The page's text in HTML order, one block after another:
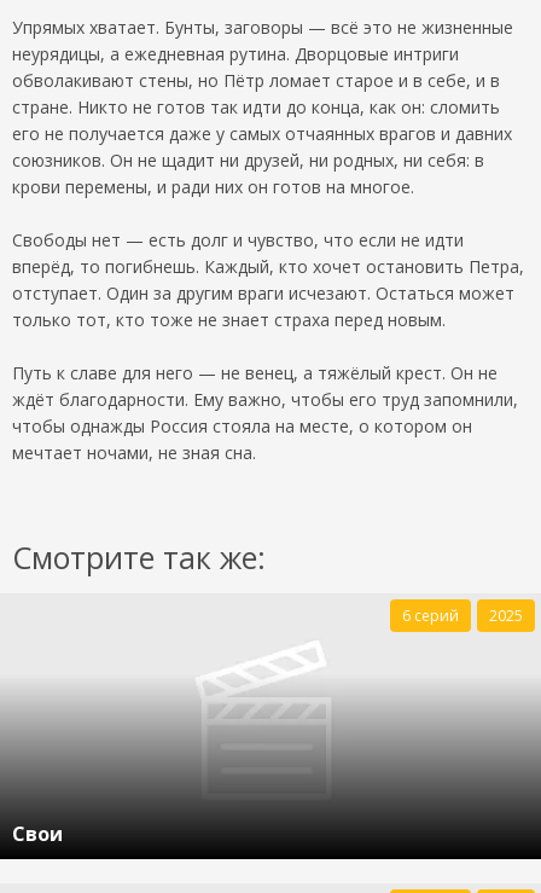
Упрямых хватает. Бунты, заговоры — всё это не жизненные
неурядицы, а ежедневная рутина. Дворцовые интриги
обволакивают стены, но Пётр ломает старое и в себе, и в
стране. Никто не готов так идти до конца, как он: сломить
его не получается даже у самых отчаянных врагов и давних
союзников. Он не щадит ни друзей, ни родных, ни себя: в
крови перемены, и ради них он готов на многое.
Свободы нет — есть долг и чувство, что если не идти
вперёд, то погибнешь. Каждый, кто хочет остановить Петра,
отступает. Один за другим враги исчезают. Остаться может
только тот, кто тоже не знает страха перед новым.
Путь к славе для него — не венец, а тяжёлый крест. Он не
ждёт благодарности. Ему важно, чтобы его труд запомнили,
чтобы однажды Россия стояла на месте, о котором он
мечтает ночами, не зная сна.
Смотрите так же:
Свои
6 серий 2025